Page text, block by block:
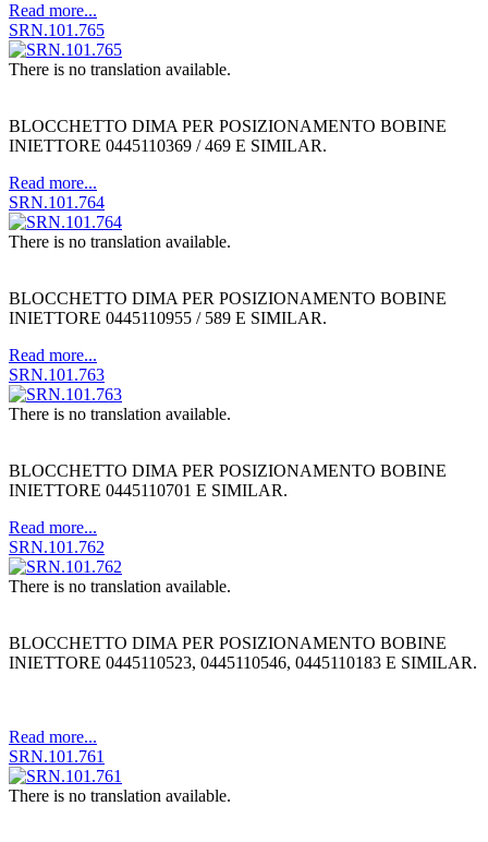
Read more...
SRN.101.765
There is no translation available.
BLOCCHETTO DIMA PER POSIZIONAMENTO BOBINE
INIETTORE 0445110369 / 469 E SIMILAR.
Read more...
SRN.101.764
There is no translation available.
BLOCCHETTO DIMA PER POSIZIONAMENTO BOBINE
INIETTORE 0445110955 / 589 E SIMILAR.
Read more...
SRN.101.763
There is no translation available.
BLOCCHETTO DIMA PER POSIZIONAMENTO BOBINE
INIETTORE 0445110701 E SIMILAR.
Read more...
SRN.101.762
There is no translation available.
BLOCCHETTO DIMA PER POSIZIONAMENTO BOBINE
INIETTORE 0445110523, 0445110546, 0445110183 E SIMILAR.
Read more...
SRN.101.761
There is no translation available.